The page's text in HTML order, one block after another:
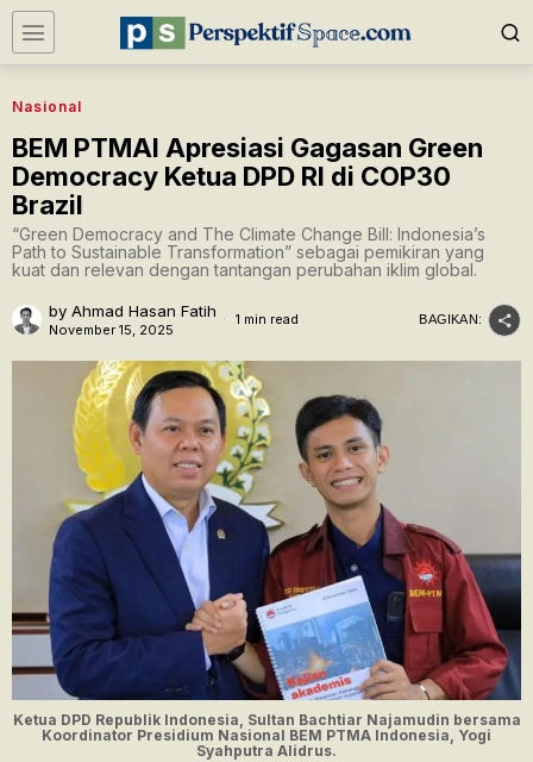
Nasional
BEM PTMAI Apresiasi Gagasan Green
Democracy Ketua DPD RI di COP30
Brazil
“Green Democracy and The Climate Change Bill: Indonesia’s
Path to Sustainable Transformation” sebagai pemikiran yang
kuat dan relevan dengan tantangan perubahan iklim global.
by Ahmad Hasan Fatih
November 15, 2025
1 min read BAGIKAN:
Ketua DPD Republik Indonesia, Sultan Bachtiar Najamudin bersama
Koordinator Presidium Nasional BEM PTMA Indonesia, Yogi
Syahputra Alidrus.